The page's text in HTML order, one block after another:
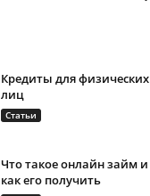
Кредиты для физических
лиц
Статьи
Что такое онлайн займ и
как его получить